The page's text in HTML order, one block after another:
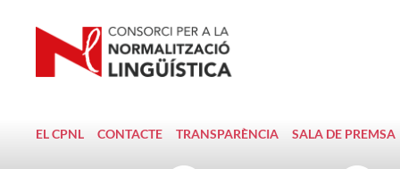
EL CPNL CONTACTE TRANSPARÈNCIA SALA DE PREMSA